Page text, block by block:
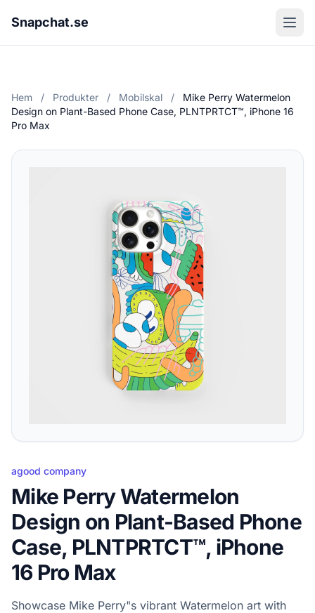
Snapchat.se
Hem / Produkter / Mobilskal /
Mike Perry Watermelon
Design on Plant-Based Phone Case, PLNTPRTCT™, iPhone 16
Pro Max
agood company
Mike Perry Watermelon
Design on Plant-Based Phone
Case, PLNTPRTCT™, iPhone
16 Pro Max
Showcase Mike Perry"s vibrant Watermelon art with